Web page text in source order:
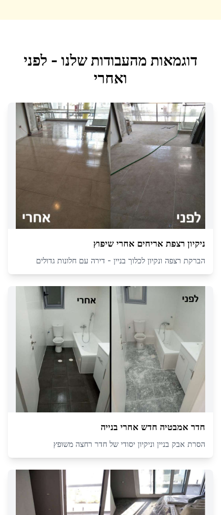
דוגמאות מהעבודות שלנו - לפני
ואחרי
ניקיון רצפת אריחים אחרי שיפוץ
הברקת רצפה ונקיון לכלוך בניין - דירה עם חלונות גדולים
חדר אמבטיה חדש אחרי בנייה
הסרת אבק בניין וניקיון יסודי של חדר רחצה משופץ